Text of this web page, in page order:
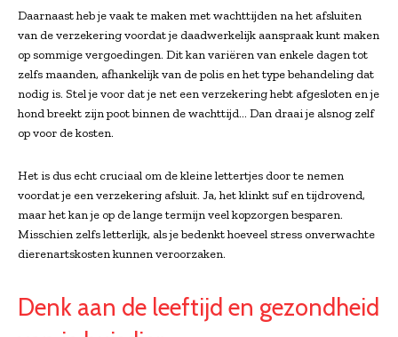
Daarnaast heb je vaak te maken met wachttijden na het afsluiten
van de verzekering voordat je daadwerkelijk aanspraak kunt maken
op sommige vergoedingen. Dit kan variëren van enkele dagen tot
zelfs maanden, afhankelijk van de polis en het type behandeling dat
nodig is. Stel je voor dat je net een verzekering hebt afgesloten en je
hond breekt zijn poot binnen de wachttijd… Dan draai je alsnog zelf
op voor de kosten.
Het is dus echt cruciaal om de kleine lettertjes door te nemen
voordat je een verzekering afsluit. Ja, het klinkt suf en tijdrovend,
maar het kan je op de lange termijn veel kopzorgen besparen.
Misschien zelfs letterlijk, als je bedenkt hoeveel stress onverwachte
dierenartskosten kunnen veroorzaken.
Denk aan de leeftijd en gezondheid